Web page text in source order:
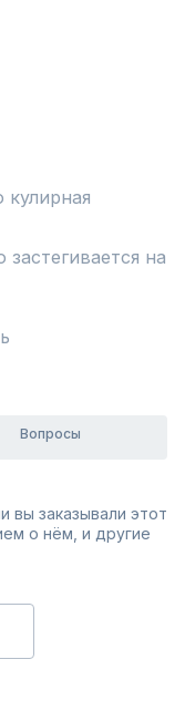
кулирная
на
Вопросы
вы заказывали этот
о нём, и другие